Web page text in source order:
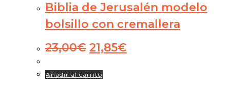
Biblia de Jerusalén modelo
bolsillo con cremallera
23,00€ El
precio
original
era:
21,85€
precio
Añadir al carrito